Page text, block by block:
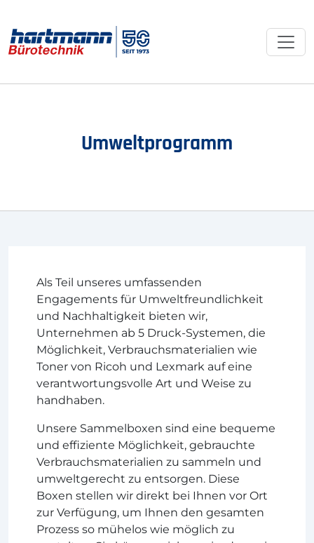
Umweltprogramm
Als Teil unseres umfassenden
Engagements für Umweltfreundlichkeit
und Nachhaltigkeit bieten wir,
Unternehmen ab 5 Druck-Systemen, die
Möglichkeit, Verbrauchsmaterialien wie
Toner von Ricoh und Lexmark auf eine
verantwortungsvolle Art und Weise zu
handhaben.
Unsere Sammelboxen sind eine bequeme
und effiziente Möglichkeit, gebrauchte
Verbrauchsmaterialien zu sammeln und
umweltgerecht zu entsorgen. Diese
Boxen stellen wir direkt bei Ihnen vor Ort
zur Verfügung, um Ihnen den gesamten
Prozess so mühelos wie möglich zu